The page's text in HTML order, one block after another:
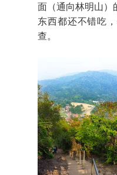
面（通向林明山）
东西都还不错吃
查。